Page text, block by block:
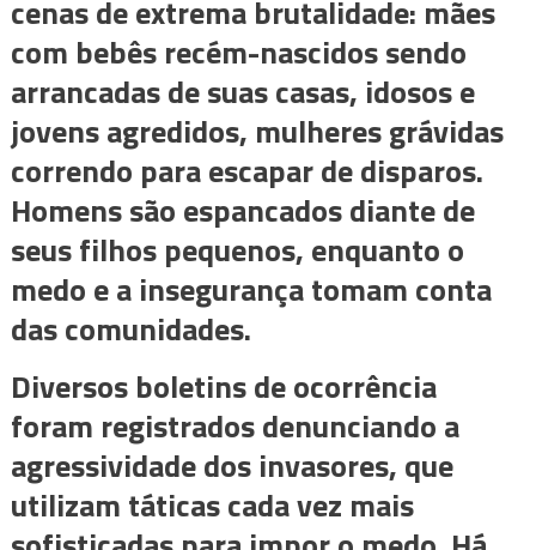
cenas de extrema brutalidade: mães
com bebês recém-nascidos sendo
arrancadas de suas casas, idosos e
jovens agredidos, mulheres grávidas
correndo para escapar de disparos.
Homens são espancados diante de
seus filhos pequenos, enquanto o
medo e a insegurança tomam conta
das comunidades.
Diversos boletins de ocorrência
foram registrados denunciando a
agressividade dos invasores, que
utilizam táticas cada vez mais